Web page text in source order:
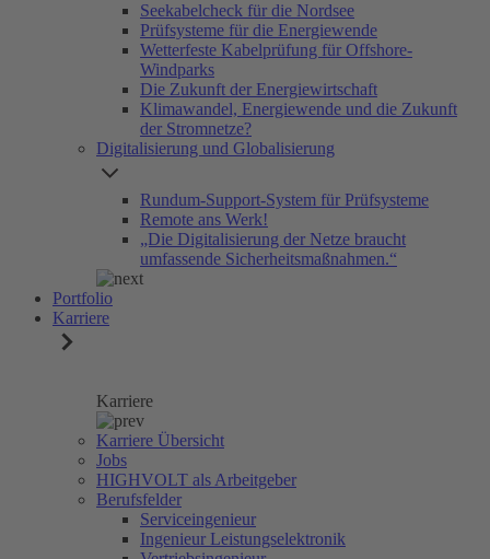
Seekabelcheck für die Nordsee
Prüfsysteme für die Energiewende
Wetterfeste Kabelprüfung für Offshore-
Windparks
Die Zukunft der Energiewirtschaft
Klimawandel, Energiewende und die Zukunft
der Stromnetze?
Digitalisierung und Globalisierung
Rundum-Support-System für Prüfsysteme
Remote ans Werk!
„Die Digitalisierung der Netze braucht
umfassende Sicherheitsmaßnahmen.“
Portfolio
Karriere
Karriere
Karriere Übersicht
Jobs
HIGHVOLT als Arbeitgeber
Berufsfelder
Serviceingenieur
Ingenieur Leistungselektronik